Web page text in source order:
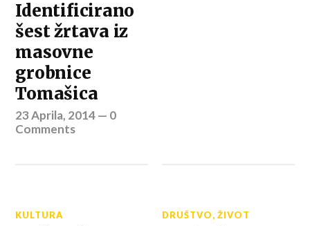
Identificirano
šest žrtava iz
masovne
grobnice
Tomašica
23 Aprila, 2014— 0
Comments
KULTURA DRUŠTVO,ŽIVOT